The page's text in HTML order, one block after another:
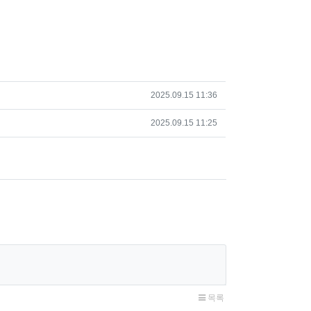
작성일
2025.09.15 11:36
작성일
2025.09.15 11:25
목록